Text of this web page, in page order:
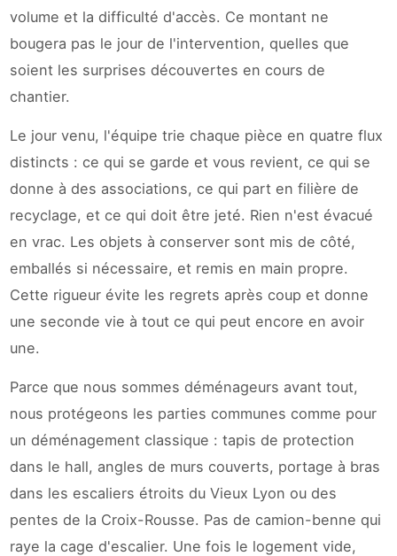
volume et la difficulté d'accès. Ce montant ne
bougera pas le jour de l'intervention, quelles que
soient les surprises découvertes en cours de
chantier.
Le jour venu, l'équipe trie chaque pièce en quatre flux
distincts : ce qui se garde et vous revient, ce qui se
donne à des associations, ce qui part en filière de
recyclage, et ce qui doit être jeté. Rien n'est évacué
en vrac. Les objets à conserver sont mis de côté,
emballés si nécessaire, et remis en main propre.
Cette rigueur évite les regrets après coup et donne
une seconde vie à tout ce qui peut encore en avoir
une.
Parce que nous sommes déménageurs avant tout,
nous protégeons les parties communes comme pour
un déménagement classique : tapis de protection
dans le hall, angles de murs couverts, portage à bras
dans les escaliers étroits du Vieux Lyon ou des
pentes de la Croix-Rousse. Pas de camion-benne qui
raye la cage d'escalier. Une fois le logement vide,